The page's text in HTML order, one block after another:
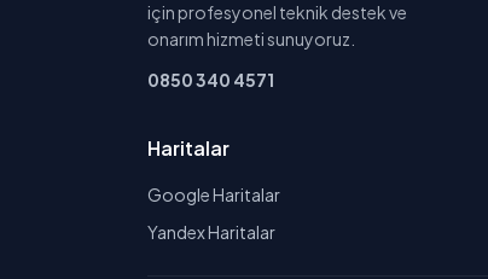
için profesyonel teknik destek ve
onarım hizmeti sunuyoruz.
0850 340 4571
Haritalar
Google Haritalar
Yandex Haritalar